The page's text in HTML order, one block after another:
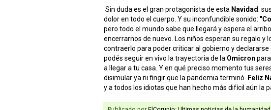
Sin duda es el gran protagonista de esta Navidad:
dolor en todo el cuerpo. Y su inconfundible sonido:
pero todo el mundo sabe que llegará y espera el
encerrarnos de nuevo. Los niños esperan su regalo y
contraerlo para poder criticar al gobierno y
podés seguir en vivo la trayectoria de la Omicron
a llegar a tu casa. Y en qué preciso momento tus
disimular ya ni fingir que la pandemia terminó.
Feliz
y a todos los idiotas que han hecho más difícil aún la